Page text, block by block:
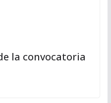
la convocatoria